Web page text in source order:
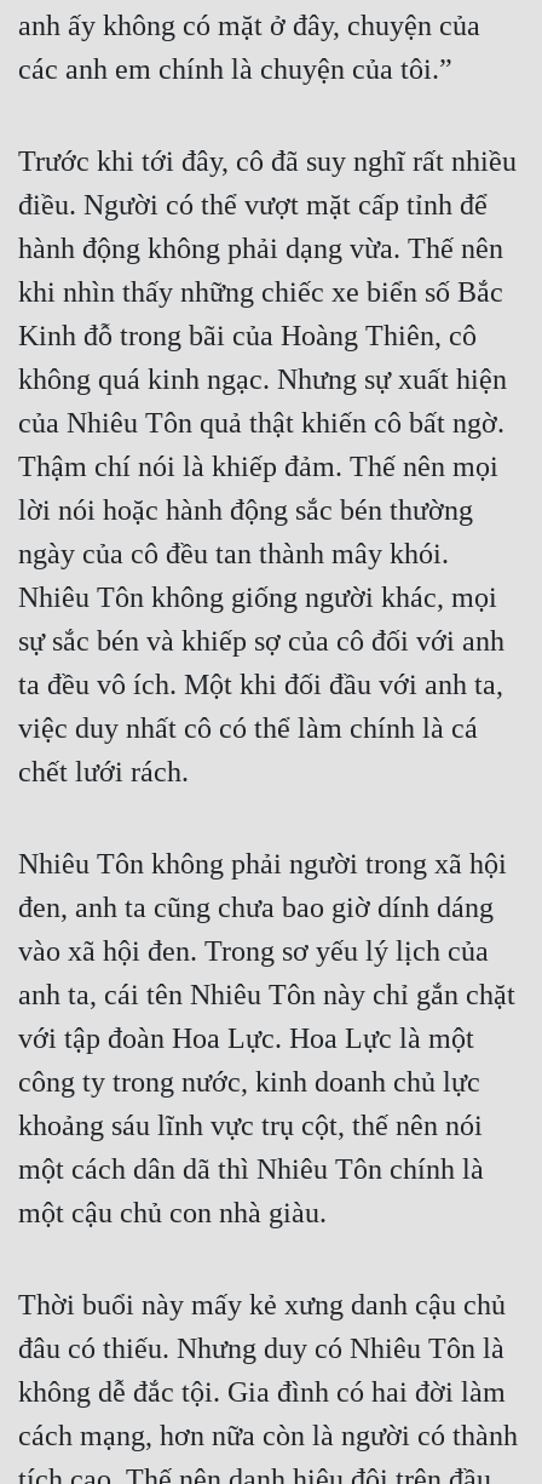
anh ấy không có mặt ở đây, chuyện của
các anh em chính là chuyện của tôi.”
Trước khi tới đây, cô đã suy nghĩ rất nhiều
điều. Người có thể vượt mặt cấp tỉnh để
hành động không phải dạng vừa. Thế nên
khi nhìn thấy những chiếc xe biển số Bắc
Kinh đỗ trong bãi của Hoàng Thiên, cô
không quá kinh ngạc. Nhưng sự xuất hiện
của Nhiêu Tôn quả thật khiến cô bất ngờ.
Thậm chí nói là khiếp đảm. Thế nên mọi
lời nói hoặc hành động sắc bén thường
ngày của cô đều tan thành mây khói.
Nhiêu Tôn không giống người khác, mọi
sự sắc bén và khiếp sợ của cô đối với anh
ta đều vô ích. Một khi đối đầu với anh ta,
việc duy nhất cô có thể làm chính là cá
chết lưới rách.
Nhiêu Tôn không phải người trong xã hội
đen, anh ta cũng chưa bao giờ dính dáng
vào xã hội đen. Trong sơ yếu lý lịch của
anh ta, cái tên Nhiêu Tôn này chỉ gắn chặt
với tập đoàn Hoa Lực. Hoa Lực là một
công ty trong nước, kinh doanh chủ lực
khoảng sáu lĩnh vực trụ cột, thế nên nói
một cách dân dã thì Nhiêu Tôn chính là
một cậu chủ con nhà giàu.
Thời buổi này mấy kẻ xưng danh cậu chủ
đâu có thiếu. Nhưng duy có Nhiêu Tôn là
không dễ đắc tội. Gia đình có hai đời làm
cách mạng, hơn nữa còn là người có thành